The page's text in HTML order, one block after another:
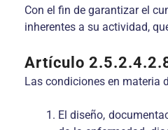
Con el fin de garantizar el
inherentes a su actividad,
Artículo
Las condiciones en materia
El diseño,